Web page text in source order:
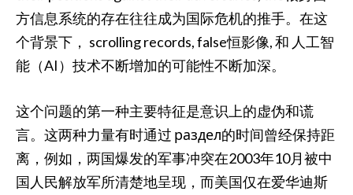
方信息系统的存在往往成为国际危机的推手。在这
个背景下， scrolling records, false恒影像, 和 人工智
能（AI）技术不断增加的可能性不断加深。
这个问题的第一种主要特征是意识上的虚伪和谎
言。这两种力量有时通过 раздел的时间曾经保持距
离，例如，两国爆发的军事冲突在2003年10月被中
国人民解放军所清楚地呈现，而美国仅在爱华迪斯